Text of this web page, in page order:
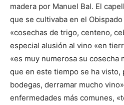
madera por Manuel Bal. El
que se cultivaba en el
«cosechas de trigo, centeno,
especial alusión al vino «en
«es muy numerosa su cosecha
que en este tiempo se ha visto,
bodegas, derramar mucho
enfermedades más comunes,